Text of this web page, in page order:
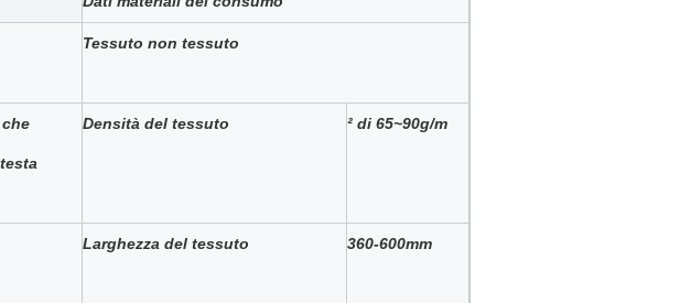
Tessuto non tessuto
Densità del tessuto ² di 65~90g/m
Larghezza del tessuto 360-600mm